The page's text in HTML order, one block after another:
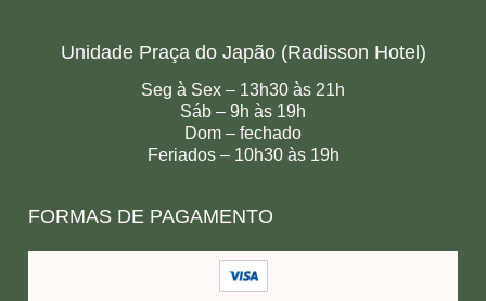
Unidade Praça do Japão (Radisson Hotel)
Seg à Sex – 13h30 às 21h
Sáb – 9h às 19h
Dom – fechado
Feriados – 10h30 às 19h
FORMAS DE PAGAMENTO